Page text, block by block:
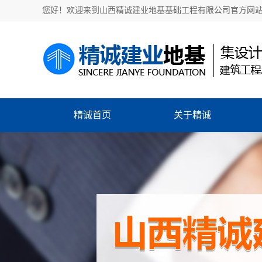
您好！欢迎来到山西精诚建业地基基础工程有限公司官方网
精诚首页 关于精诚